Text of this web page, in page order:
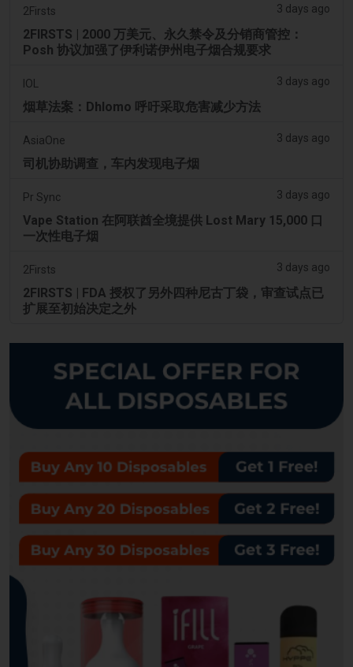
2Firsts 3 days ago
2FIRSTS | 2000 万美元、永久禁令及分销商管控：
Posh 协议加强了伊利诺伊州电子烟合规要求
IOL 3 days ago
烟草法案：Dhlomo 呼吁采取危害减少方法
AsiaOne 3 days ago
司机协助调查，车内发现电子烟
Pr Sync 3 days ago
Vape Station 在阿联酋全境提供 Lost Mary 15,000 口
一次性电子烟
2Firsts 3 days ago
2FIRSTS | FDA 授权了另外四种尼古丁袋，审查试点已
扩展至初始决定之外